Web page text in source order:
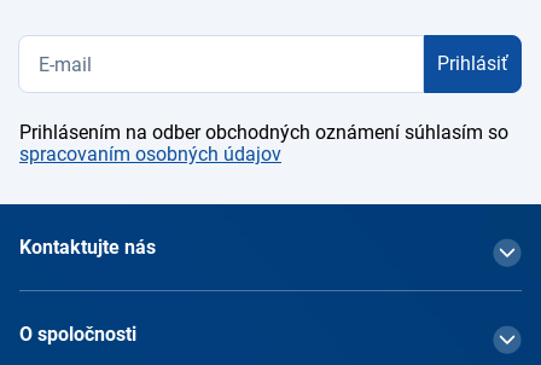
Prihlásiť
Prihlásením na odber obchodných oznámení súhlasím so
spracovaním osobných údajov
Kontaktujte nás
O spoločnosti